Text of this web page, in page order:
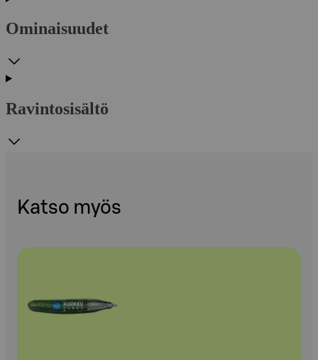
Ominaisuudet
Ravintosisältö
Katso myös